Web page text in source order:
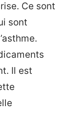
Ce sont
sont
Il est